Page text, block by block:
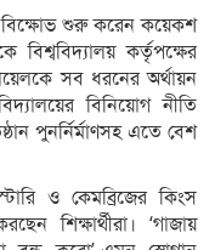
বিক্ষোভ শুরু করেন কয়েকশ
বিশ্ববিদ্যালয় কর্তৃপক্ষের
সব ধরনের অর্থায়ন
বিনিয়োগ নীতি
পুনর্নির্মাণসহ এতে বেশ
ও কেমব্রিজের কিংস
শিক্ষার্থীরা। ‘গাজায়